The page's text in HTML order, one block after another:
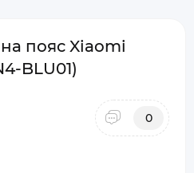
пояс Xiaomi
BLU01)
0